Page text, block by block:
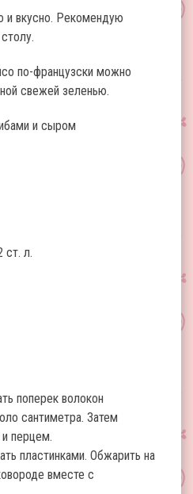
и вкусно. Рекомендую
по-французски можно
свежей зеленью.
и сыром
ст. л.
поперек волокон
сантиметра. Затем
перцем.
пластинками. Обжарить на
вместе с